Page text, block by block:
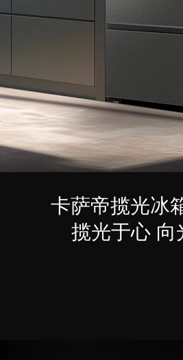
卡萨帝揽光冰
揽光于心 向